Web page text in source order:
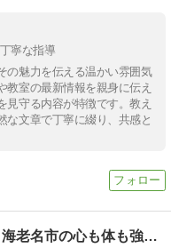
寧な指導
の魅力を伝える温かい雰囲気
教室の最新情報を親身に伝え
見守る内容が特徴です。教え
な文章で丁寧に綴り、共感と
真和柔道クラブの柔道日記 海老名市の心も体も強くなる柔道教室